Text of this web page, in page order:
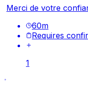
Merci de votre
60m
Requires
1